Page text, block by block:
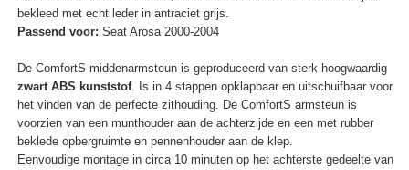
bekleed met echt leder in antraciet grijs.
Passend voor: Seat Arosa 2000-2004
De ComfortS middenarmsteun is geproduceerd van sterk hoogwaardig
zwart ABS kunststof. Is in 4 stappen opklapbaar en uitschuifbaar voor
het vinden van de perfecte zithouding. De ComfortS armsteun is
voorzien van een munthouder aan de achterzijde en een met rubber
beklede opbergruimte en pennenhouder aan de klep.
Eenvoudige montage in circa 10 minuten op het achterste gedeelte van